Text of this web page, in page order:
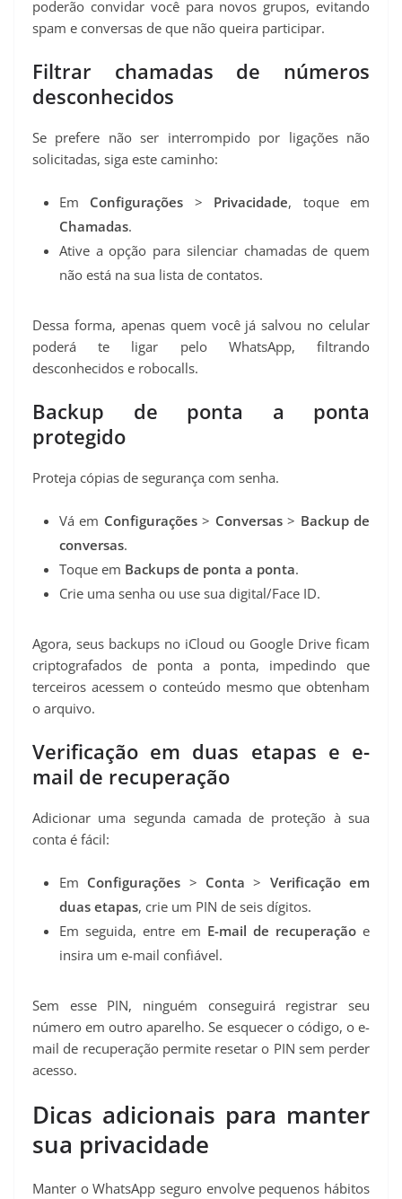
poderão convidar você para novos grupos, evitando
spam e conversas de que não queira participar.
Filtrar chamadas de números
desconhecidos
Se prefere não ser interrompido por ligações não
solicitadas, siga este caminho:
Em Configurações > Privacidade, toque em
Chamadas.
Ative a opção para silenciar chamadas de quem
não está na sua lista de contatos.
Dessa forma, apenas quem você já salvou no celular
poderá te ligar pelo WhatsApp, filtrando
desconhecidos e robocalls.
Backup de ponta a ponta
protegido
Proteja cópias de segurança com senha.
Vá em Configurações> Conversas> Backup de
conversas.
Toque em Backups de ponta a ponta.
Crie uma senha ou use sua digital/Face ID.
Agora, seus backups no iCloud ou Google Drive ficam
criptografados de ponta a ponta, impedindo que
terceiros acessem o conteúdo mesmo que obtenham
o arquivo.
Verificação em duas etapas e e-
mail de recuperação
Adicionar uma segunda camada de proteção à sua
conta é fácil:
Em Configurações > Conta > Verificação em
duas etapas, crie um PIN de seis dígitos.
Em seguida, entre em E-mail de recuperação e
insira um e-mail confiável.
Sem esse PIN, ninguém conseguirá registrar seu
número em outro aparelho. Se esquecer o código, o e-
mail de recuperação permite resetar o PIN sem perder
acesso.
Dicas adicionais para manter
sua privacidade
Manter o WhatsApp seguro envolve pequenos hábitos